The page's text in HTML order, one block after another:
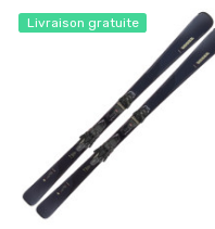
Livraison gratuite